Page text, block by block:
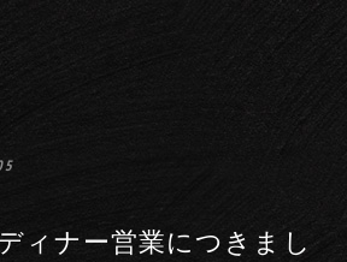
ィナー営業につきまし